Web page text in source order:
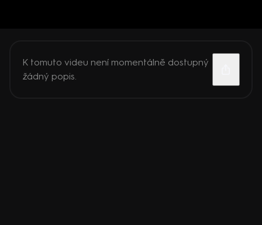
K tomuto videu není momentálně dostupný
žádný popis.